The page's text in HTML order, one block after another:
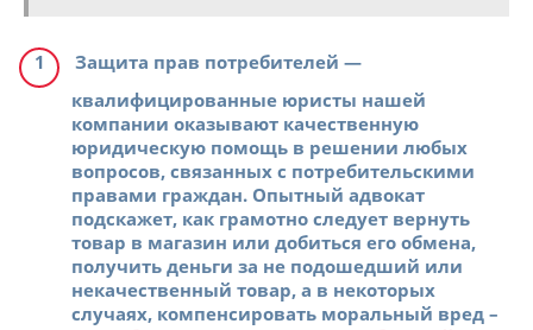
Защита прав потребителей —
квалифицированные юристы нашей
компании оказывают качественную
юридическую помощь в решении любых
вопросов, связанных с потребительскими
правами граждан. Опытный адвокат
подскажет, как грамотно следует вернуть
товар в магазин или добиться его обмена,
получить деньги за не подошедший или
некачественный товар, а в некоторых
случаях, компенсировать моральный вред –